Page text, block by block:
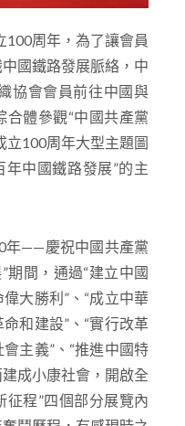
周年，為了讓會員
國鐵路發展脈絡，中
協會會員前往中國與
體參觀“中國共產黨
100周年大型主題圖
——慶祝中國共產黨
期間，通過“建立中國
大勝利”、“成立中華
和建設”、“實行改革
主義”、“推進中國特
成小康社會，開啟全